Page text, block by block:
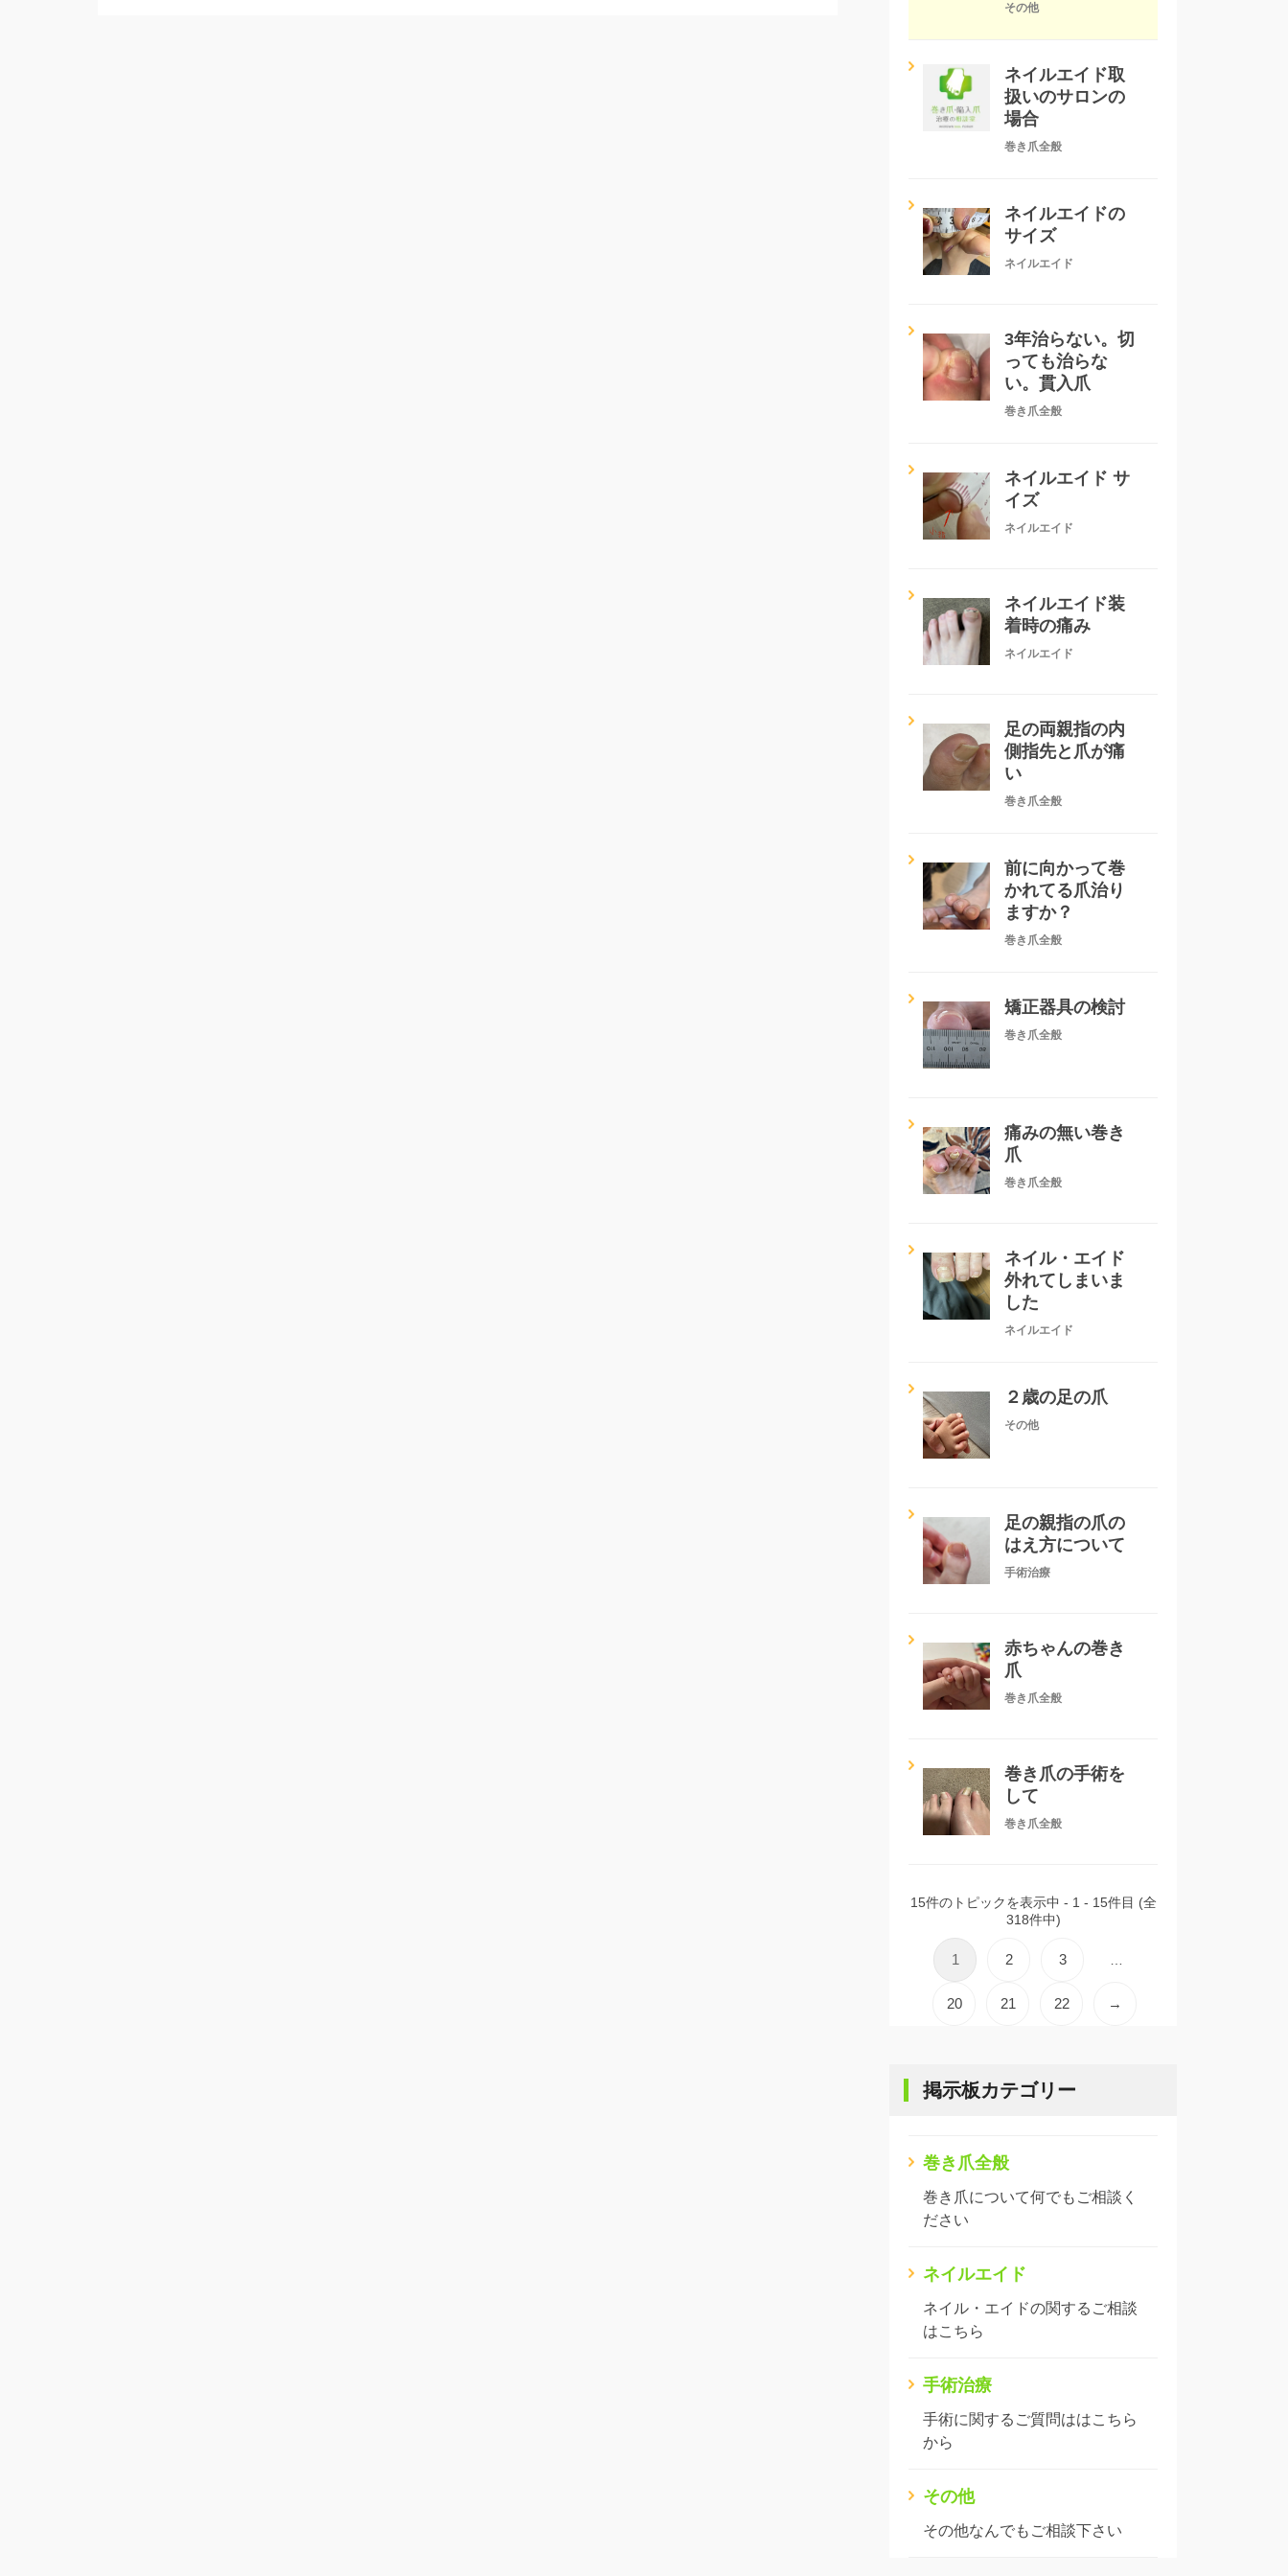
その他
ネイルエイド取
扱いのサロンの
場合
巻き爪全般
ネイルエイドの
サイズ
ネイルエイド
3年治らない。切
っても治らな
い。貫入爪
巻き爪全般
ネイルエイド サ
イズ
ネイルエイド
ネイルエイド装
着時の痛み
ネイルエイド
足の両親指の内
側指先と爪が痛
い
巻き爪全般
前に向かって巻
かれてる爪治り
ますか？
巻き爪全般
矯正器具の検討
巻き爪全般
痛みの無い巻き
爪
巻き爪全般
ネイル・エイド
外れてしまいま
した
ネイルエイド
２歳の足の爪
その他
足の親指の爪の
はえ方について
手術治療
赤ちゃんの巻き
爪
巻き爪全般
巻き爪の手術を
して
巻き爪全般
15件のトピックを表示中 - 1 - 15件目 (全
318件中)
1 2 3
20 21 22 →
掲示板カテゴリー
巻き爪全般
巻き爪について何でもご相談く
ださい
ネイルエイド
ネイル・エイドの関するご相談
はこちら
手術治療
手術に関するご質問ははこちら
から
その他
その他なんでもご相談下さい